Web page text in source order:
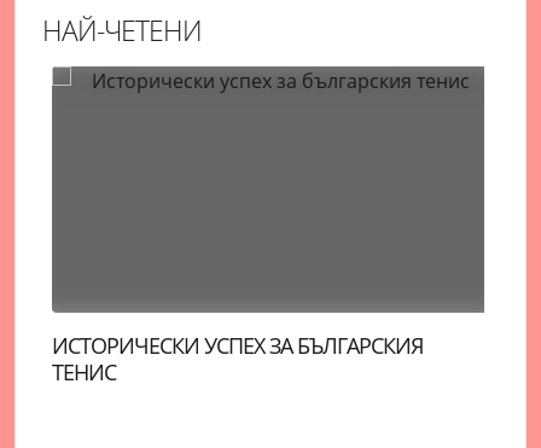
НАЙ-ЧЕТЕНИ
ПЕРЕЗ ХИЛТЪН Е КОНТАКТЕН СЛЕД ОПИТА
СИ ЗА САМОУБИЙСТВО НА ЖИВО В TIKTOK